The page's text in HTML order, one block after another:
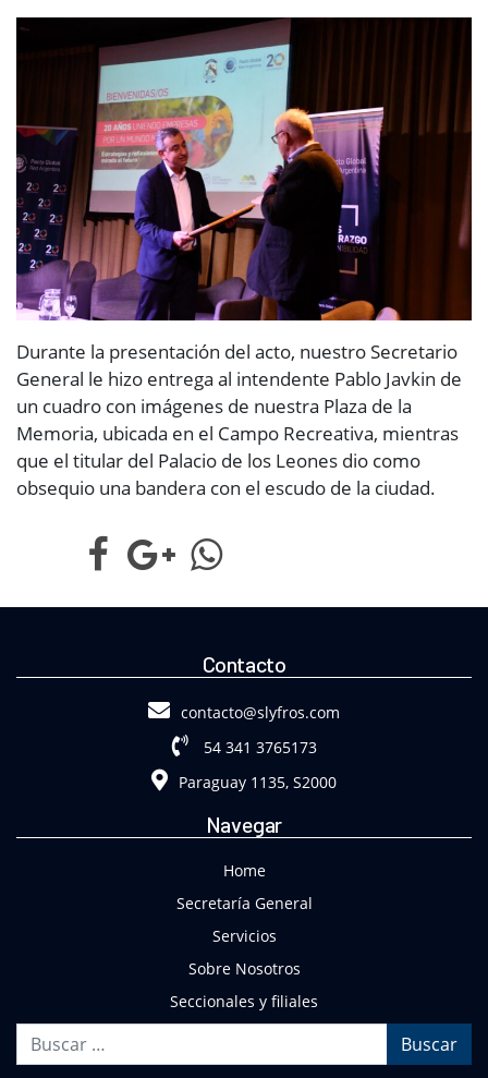
Durante la presentación del acto, nuestro Secretario
General le hizo entrega al intendente Pablo Javkin de
un cuadro con imágenes de nuestra Plaza de la
Memoria, ubicada en el Campo Recreativa, mientras
que el titular del Palacio de los Leones dio como
obsequio una bandera con el escudo de la ciudad.
Contacto
contacto@slyfros.com
54 341 3765173
Paraguay 1135, S2000
Navegar
Home
Secretaría General
Servicios
Sobre Nosotros
Seccionales y filiales